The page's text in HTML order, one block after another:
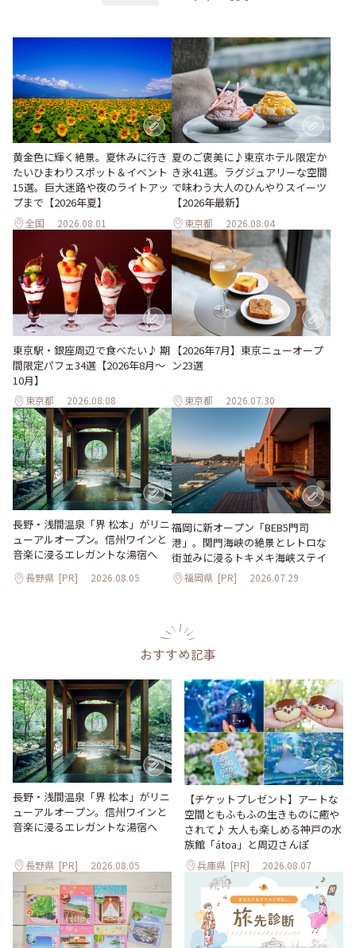
黄金色に輝く絶景。夏休みに行き
たいひまわりスポット＆イベント
15選。巨大迷路や夜のライトアッ
プまで【2026年夏】
全国 2026.08.01
夏のご褒美に♪東京ホテル限定か
き氷41選。ラグジュアリーな空間
で味わう大人のひんやりスイーツ
【2026年最新】
東京都 2026.08.04
東京駅・銀座周辺で食べたい♪ 期
間限定パフェ34選【2026年8月～
10月】
東京都 2026.08.08
【2026年7月】東京ニューオープ
ン23選
東京都 2026.07.30
長野・浅間温泉「界 松本」がリニ
ューアルオープン。信州ワインと
音楽に浸るエレガントな湯宿へ
長野県 [PR] 2026.08.05
福岡に新オープン「BEB5門司
港」。関門海峡の絶景とレトロな
街並みに浸るトキメキ海峡ステイ
福岡県 [PR] 2026.07.29
おすすめ記事
長野・浅間温泉「界 松本」がリニ
ューアルオープン。信州ワインと
音楽に浸るエレガントな湯宿へ
長野県 [PR] 2026.08.05
【チケットプレゼント】アートな
空間ともふもふの生きものに癒や
されて♪ 大人も楽しめる神戸の水
族館「átoa」と周辺さんぽ
兵庫県 [PR] 2026.08.07